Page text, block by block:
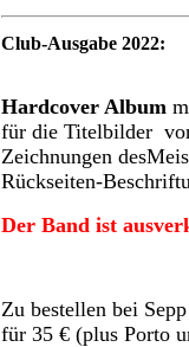
Club-Ausgabe 2022:
Hardcover Album
für die Titelbilder
Zeichnungen
Rückseiten-
Der Band ist
Zu bestellen bei
für 35 € (plus Porto